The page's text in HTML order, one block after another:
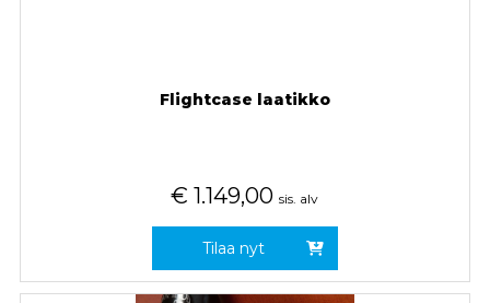
Flightcase laatikko
€ 1.149,00 sis. alv
Tilaa nyt